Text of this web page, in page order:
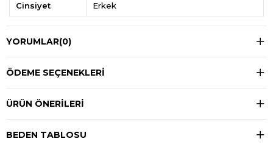
Cinsiyet Erkek
YORUMLAR(0)
ÖDEME SEÇENEKLERI
ÜRÜN ÖNERILERI
BEDEN TABLOSU